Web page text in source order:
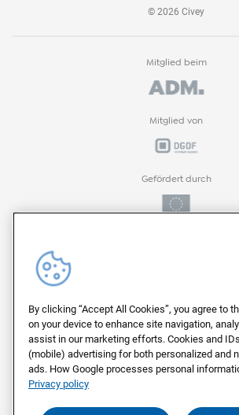
© 2026 Civey
Mitglied beim
Mitglied von
Gefördert durch
Auf deutschen Servern von
Als Arbeitgeber ausgezeichnet
By clicking “Accept All Cookies”, you agree to
on your device to enhance site navigation,
assist in our marketing efforts. Cookies and
(mobile) advertising for both personalized and
ads. How Google processes personal
Privacy policy